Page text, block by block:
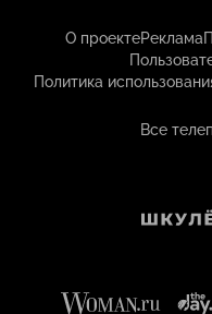
О проектеРеклама
Политика
Все